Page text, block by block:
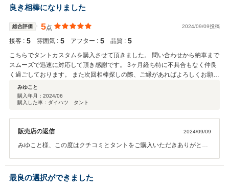
す！
良き相棒になりました
総合評価 5点 2024/09/09投稿
接客 : 5 雰囲気 : 5 アフター : 5 品質 : 5
こちらでタントカスタムを購入させて頂きました。 問い合わせから納車まで
スムーズで迅速に対応して頂き感謝です。 3ヶ月経ち特に不具合もなく仲良
く過ごしております。 また次回相棒探しの際、ご縁があればよろしくお願い
します(^^) ノースくんにもよろしくお伝え下さい。 ありがとうございまし
た！
みゆこと
購入年月： 2024/06
購入した車：ダイハツ タント
販売店の返信 2024/09/09
みゆこと様、この度はクチコミとタントをご購入いただきありがとう
にしっかり点検整備しておりますが何事もなく乗っていただけてうれ
しいです！今後もお車の気になることなどございましたらお気軽にご
相談ください♪ 担当より Northriseを選んでくれてありがとのー
最良の選択ができました